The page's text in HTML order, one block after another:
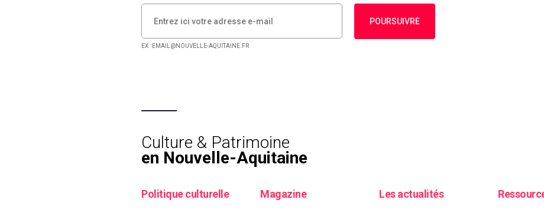
POURSUIVRE
EX : EMAIL@NOUVELLE-AQUITAINE.FR
Culture & Patrimoine
en Nouvelle-Aquitaine
Politique culturelle Magazine Les actualités